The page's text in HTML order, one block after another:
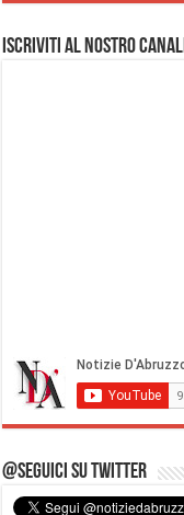
Iscriviti al nostro
@Seguici su Twitter